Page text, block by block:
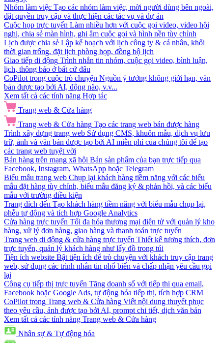
Nhóm làm việc Tạo các nhóm làm việc, mời người dùng bên ngoài,
đặt quyền truy cập và thực hiện các tác vụ và dự án
Cuộc họp trực tuyến Làm nhiều hơn với cuộc gọi video, video hội
nghị, chia sẻ màn hình, ghi âm cuộc gọi và hình nền tùy chỉnh
Lịch được chia sẻ Lập kế hoạch với lịch công ty & cá nhân, khối
thời gian trống, đặt lịch phòng họp, đồng bộ lịch
Giao tiếp di động Trình nhắn tin nhóm, cuộc gọi video, bình luận,
lịch, thông báo ở bất cứ đâu
CoPilot trong cuộc trò chuyện Nguồn ý tưởng không giới hạn, văn
bản được tạo bởi AI, động não, v.v...
Xem tất cả các tính năng Hợp tác
Trang web & Cửa hàng
Trang web & Cửa hàng Tạo các trang web bán được hàng
Trình xây dựng trang web Sử dụng CMS, khuôn mẫu, dịch vụ lưu
trữ, ảnh và văn bản được tạo bởi AI miễn phí của chúng tôi để tạo
các trang web tuyệt vời
Bán hàng trên mạng xã hội Bán sản phẩm của bạn trực tiếp qua
Facebook, Instagram, WhatsApp hoặc Telegram
Biểu mẫu trang web Chụp lại khách hàng tiềm năng với các biểu
mẫu đặt hàng tùy chỉnh, biểu mẫu đăng ký & phản hồi, và các biểu
mẫu với trường điều kiện
Trang đích đến Tạo khách hàng tiềm năng với biểu mẫu chụp lại,
phễu tự động và tích hợp Google Analytics
Cửa hàng trực tuyến Tối đa hóa thương mại điện tử với quản lý kho
hàng, xử lý đơn hàng, giao hàng và thanh toán trực tuyến
Trang web di động & cửa hàng trực tuyến Thiết kế tương thích, đơn
trực tuyến, quản lý khách hàng như lấy đồ trong túi
Tiện ích website Bật tiện ích để trò chuyện với khách truy cập trang
web, sử dụng các trình nhắn tin phổ biến và chấp nhận yêu cầu gọi
lại
Công cụ tiếp thị trực tuyến Tăng doanh số với tiếp thị qua email,
Facebook hoặc Google Ads, tự động hóa tiếp thị, tích hợp CRM
CoPilot trong Trang web & Cửa hàng Viết nội dung thuyết phục
theo yêu cầu, ảnh được tạo bởi AI, prompt chi tiết, dịch văn bản
Xem tất cả các tính năng Trang web & Cửa hàng
Nhân sự & Tự động hóa